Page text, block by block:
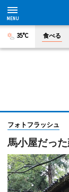
35°C 食べる
フォトフラッシュ
馬小屋だっ